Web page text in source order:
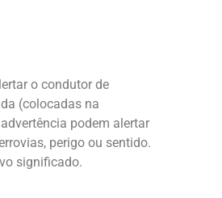
o condutor de
(colocadas na
podem alertar
perigo ou sentido.
significado.